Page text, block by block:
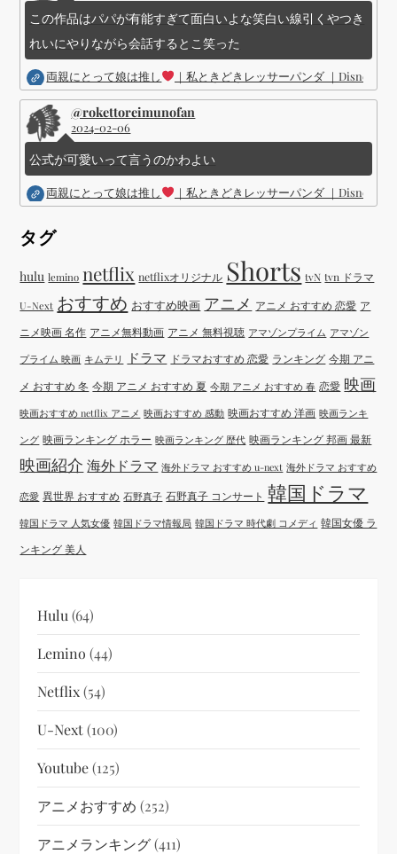
この作品はパパが有能すぎて面白いよな笑白い線引くやつき
れいにやりながら会話するとこ笑った
両親にとって娘は推し ｜私ときどきレッサーパンダ ｜Disney (
@rokettoreimunofan
2024-02-06
公式が可愛いって言うのかわよい
両親にとって娘は推し ｜私ときどきレッサーパンダ ｜Disney (
タグ
hulu lemino netflix netflixオリジナル Shorts tvN tvn ドラマ
U-Next おすすめ おすすめ映画 アニメ アニメ おすすめ 恋愛 ア
ニメ映画 名作 アニメ無料動画 アニメ 無料視聴 アマゾンプライム アマゾン
プライム 映画 キムテリ ドラマ ドラマおすすめ 恋愛 ランキング 今期 アニ
メ おすすめ 冬 今期 アニメ おすすめ 夏 今期 アニメ おすすめ 春 恋愛 映画
映画おすすめ netflix アニメ 映画おすすめ 感動 映画おすすめ 洋画 映画ランキ
ング 映画ランキング ホラー 映画ランキング 歴代 映画ランキング 邦画 最新
映画紹介 海外ドラマ 海外ドラマ おすすめ u-next 海外ドラマ おすすめ
恋愛 異世界 おすすめ 石野真子 石野真子 コンサート 韓国ドラマ
韓国ドラマ 人気女優 韓国ドラマ情報局 韓国ドラマ 時代劇 コメディ 韓国女優 ラ
ンキング 美人
Hulu (64)
Lemino (44)
Netflix(54)
U-Next(100)
Youtube(125)
アニメおすすめ (252)
アニメランキング(411)